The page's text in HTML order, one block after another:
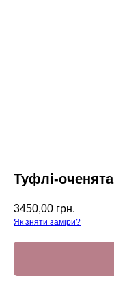
Туфлі-оченята
3450,00 грн.
Як зняти заміри?